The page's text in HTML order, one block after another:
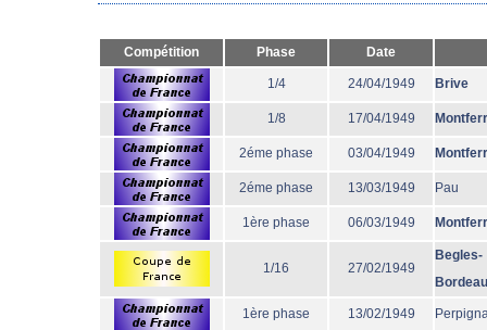
Compétition Phase Date
1/4 24/04/1949 Brive
1/8 17/04/1949
2éme phase 03/04/1949
2éme phase 13/03/1949 Pau
1ère phase 06/03/1949
1/16 27/02/1949
Begles-
1ère phase 13/02/1949